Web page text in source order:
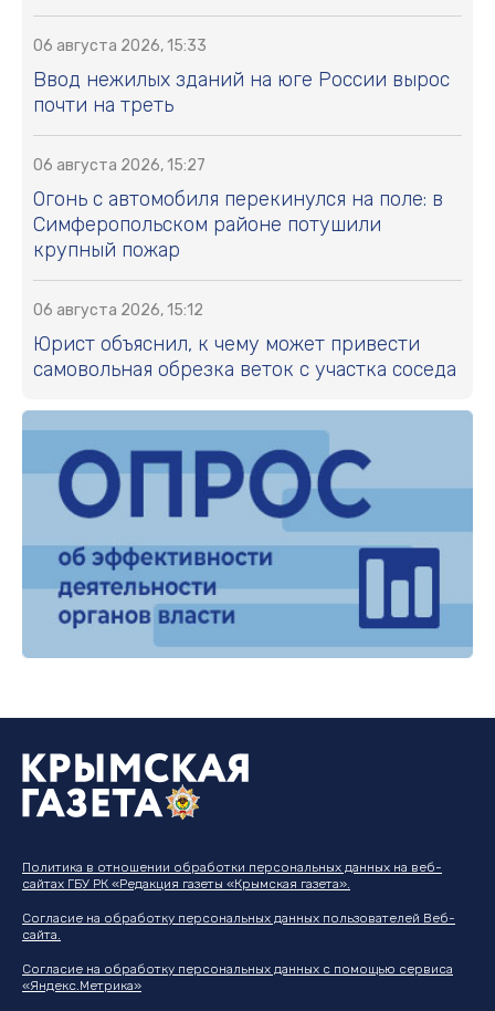
06 августа 2026, 15:33
Ввод нежилых зданий на юге России вырос
почти на треть
06 августа 2026, 15:27
Огонь с автомобиля перекинулся на поле: в
Симферопольском районе потушили
крупный пожар
06 августа 2026, 15:12
Юрист объяснил, к чему может привести
самовольная обрезка веток с участка соседа
Политика в отношении обработки персональных данных на веб-
сайтах ГБУ РК «Редакция газеты «Крымская газета».
Согласие на обработку персональных данных пользователей Веб-
сайта.
Согласие на обработку персональных данных с помощью сервиса
«Яндекс.Метрика»